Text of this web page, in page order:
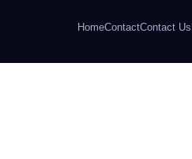
HomeContactContact Us